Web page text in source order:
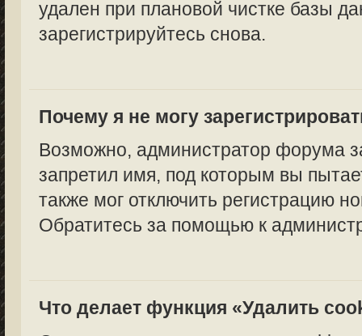
удален при плановой чистке базы
зарегистрируйтесь снова.
Почему я не могу
Возможно, администратор форума
запретил имя, под которым вы
также мог отключить регистрацию
Обратитесь за помощью к
Что делает функция «Удалить